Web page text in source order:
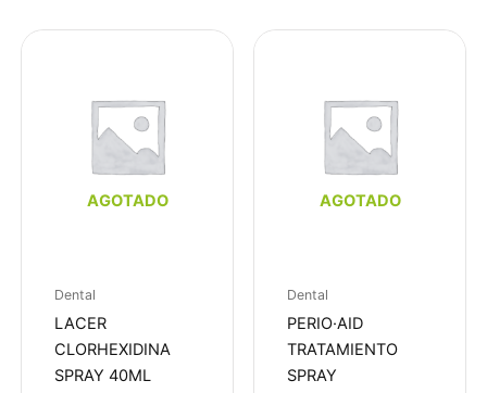
AGOTADO
Dental
LACER
CLORHEXIDINA
SPRAY 40ML
AGOTADO
Dental
PERIO·AID
TRATAMIENTO
SPRAY